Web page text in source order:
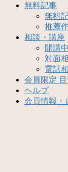
無料記事
無料
推薦
相談・講座
開講
対面
電話
会員限定
ヘルプ
会員情報・